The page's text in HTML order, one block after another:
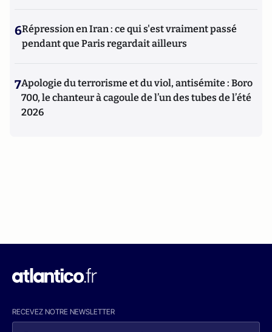
6Répression en Iran : ce qui s'est vraiment passé
pendant que Paris regardait ailleurs
7Apologie du terrorisme et du viol, antisémite : Boro
700, le chanteur à cagoule de l’un des tubes de l’été
2026
RECEVEZ NOTRE NEWSLETTER